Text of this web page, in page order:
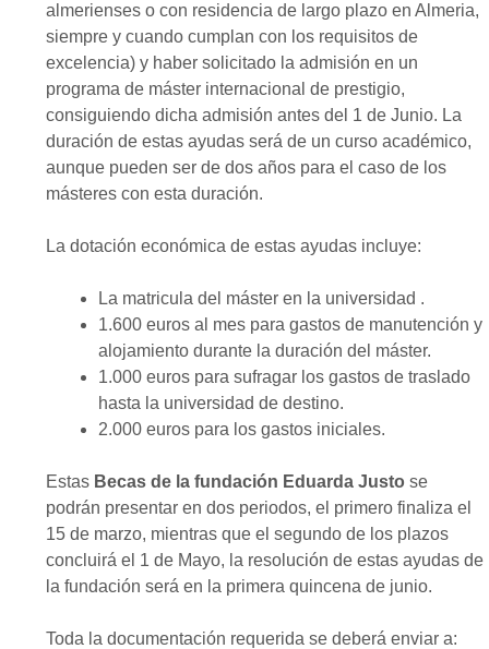
almerienses o con residencia de largo plazo en Almeria,
siempre y cuando cumplan con los requisitos de
excelencia) y haber solicitado la admisión en un
programa de máster internacional de prestigio,
consiguiendo dicha admisión antes del 1 de Junio. La
duración de estas ayudas será de un curso académico,
aunque pueden ser de dos años para el caso de los
másteres con esta duración.
La dotación económica de estas ayudas incluye:
La matricula del máster en la universidad .
1.600 euros al mes para gastos de manutención y
alojamiento durante la duración del máster.
1.000 euros para sufragar los gastos de traslado
hasta la universidad de destino.
2.000 euros para los gastos iniciales.
Estas Becas de la fundación Eduarda Justo se
podrán presentar en dos periodos, el primero finaliza el
15 de marzo, mientras que el segundo de los plazos
concluirá el 1 de Mayo, la resolución de estas ayudas de
la fundación será en la primera quincena de junio.
Toda la documentación requerida se deberá enviar a: